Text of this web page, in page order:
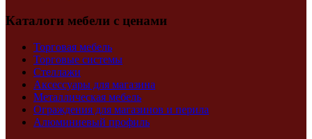
Каталоги мебели с ценами
Торговая мебель
Торговые системы
Стеллажи
Аксессуары для магазина
Металлическая мебель
Ограждения для магазинов и перила
Алюминиевый профиль